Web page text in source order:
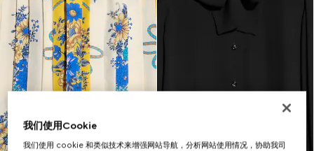
我们使用Cookie
我们使用 cookie 和类似技术来增强网站导航，分析网站使用情况，协助我司